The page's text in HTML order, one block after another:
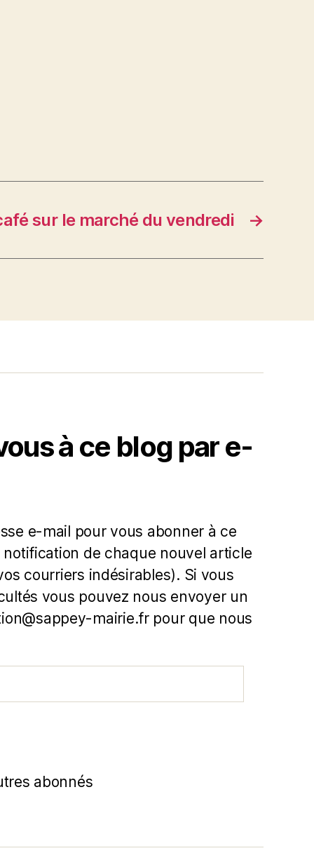
→
sur le marché du vendredi
à ce blog par e-
e-mail pour vous abonner à ce
de chaque nouvel article
courriers indésirables). Si vous
vous pouvez nous envoyer un
mairie.fr pour que nous
abonnés